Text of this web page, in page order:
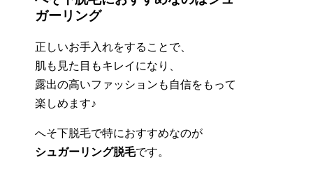
ガーリング
正しいお手入れをすることで、
肌も見た目もキレイになり、
露出の高いファッションも自信をもって
楽しめます♪
へそ下脱毛で特におすすめなのが
シュガーリング脱毛です。